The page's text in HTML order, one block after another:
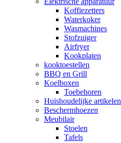
Koffiezetters
Waterkoker
Wasmachines
Stofzuiger
Airfryer
Kookplaten
kooktoestellen
BBQ en Grill
Koelboxen
Toebehoren
Huishoudelijke artikelen
Beschermhoezen
Meubilair
Stoelen
Tafels